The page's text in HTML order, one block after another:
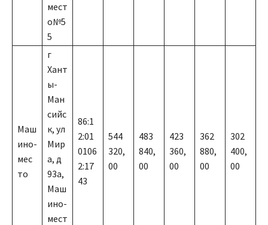
мест
о№5
5
Маш
ино-
мес
то
г
Хант
ы-
Ман
сийс
к, ул
Мир
а, д
93а,
Маш
ино-
мест
86:1
2:01
0106
2:17
43
544
320,
00
483
840,
00
423
360,
00
362
880,
00
302
400,
00